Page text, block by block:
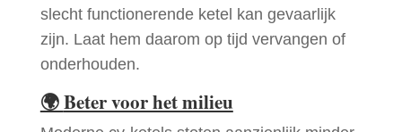
slecht functionerende ketel kan gevaarlijk
zijn. Laat hem daarom op tijd vervangen of
onderhouden.
🌍Beter voor het milieu